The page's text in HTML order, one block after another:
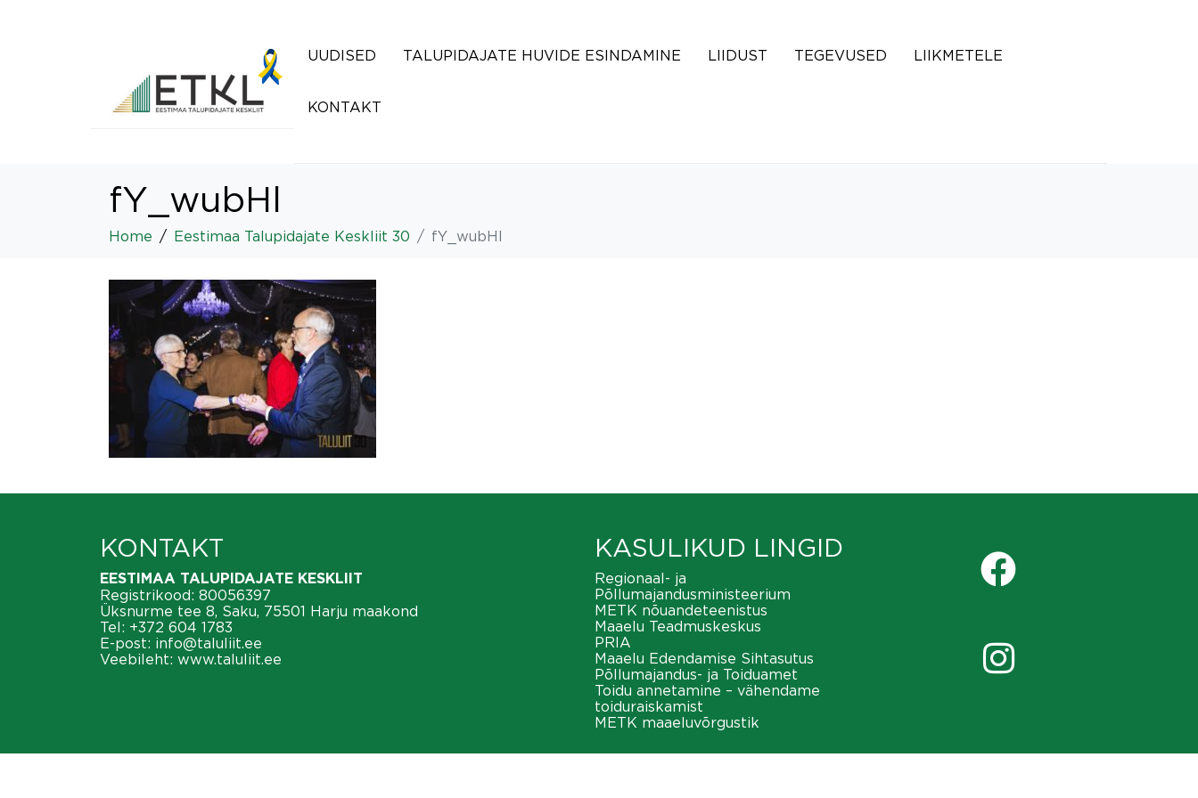
UUDISED TALUPIDAJATE HUVIDE ESINDAMINE LIIDUST TEGEVUSED LIIKMETELE
KONTAKT
fY_wubHl
Home Eestimaa Talupidajate Keskliit 30 fY_wubHl
KONTAKT
EESTIMAA TALUPIDAJATE KESKLIIT
Registrikood: 80056397
Üksnurme tee 8, Saku, 75501 Harju maakond
Tel: +372 604 1783
E-post: info@taluliit.ee
Veebileht: www.taluliit.ee
KASULIKUD LINGID
Regionaal- ja
Põllumajandusministeerium
METK nõuandeteenistus
Maaelu Teadmuskeskus
PRIA
Maaelu Edendamise Sihtasutus
Põllumajandus- ja Toiduamet
Toidu annetamine – vähendame
toiduraiskamist
METK maaeluvõrgustik